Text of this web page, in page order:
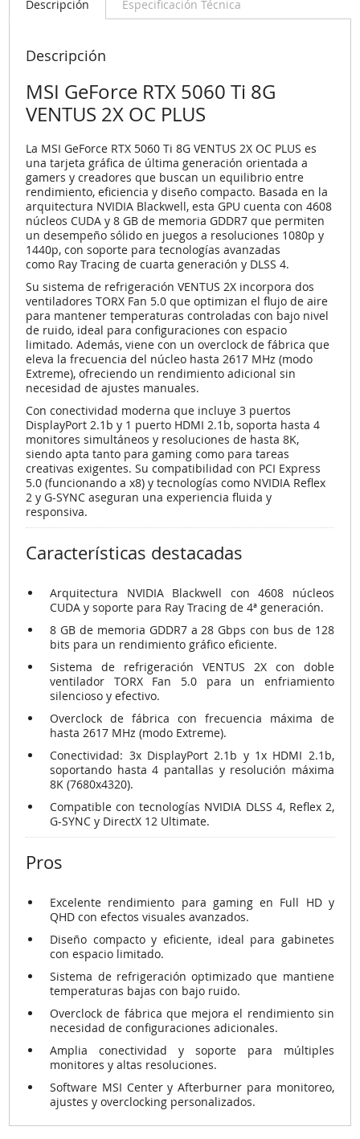
Descripción Especificación Técnica
Descripción
MSI GeForce RTX 5060 Ti 8G
VENTUS 2X OC PLUS
La MSI GeForce RTX 5060 Ti 8G VENTUS 2X OC PLUS es
una tarjeta gráfica de última generación orientada a
gamers y creadores que buscan un equilibrio entre
rendimiento, eficiencia y diseño compacto. Basada en la
arquitectura NVIDIA Blackwell, esta GPU cuenta con4608
núcleos CUDA y8 GB de memoria GDDR7 que permiten
un desempeño sólido en juegos a resoluciones 1080p y
1440p, con soporte para tecnologías avanzadas
como Ray Tracing de cuarta generación y DLSS 4.
Su sistema de refrigeraciónVENTUS 2X incorpora dos
ventiladoresTORX Fan 5.0 que optimizan el flujo de aire
para mantener temperaturas controladas con bajo nivel
de ruido, ideal para configuraciones con espacio
limitado. Además, viene con un overclock de fábrica que
eleva la frecuencia del núcleo hasta 2617 MHz (modo
Extreme), ofreciendo un rendimiento adicional sin
necesidad de ajustes manuales.
Con conectividad moderna que incluye3 puertos
DisplayPort 2.1b y 1 puerto HDMI 2.1b, soporta hasta 4
monitores simultáneos y resoluciones de hasta 8K,
siendo apta tanto para gaming como para tareas
creativas exigentes. Su compatibilidad con PCI Express
5.0 (funcionando a x8) y tecnologías como NVIDIA Reflex
2 yG-SYNC aseguran una experiencia fluida y
responsiva.
Características destacadas
Arquitectura NVIDIA Blackwell con 4608 núcleos
CUDA y soporte para Ray Tracing de 4ª generación.
8 GB de memoria GDDR7 a 28 Gbps con bus de 128
bits para un rendimiento gráfico eficiente.
Sistema de refrigeración VENTUS 2X con doble
ventilador TORX Fan 5.0 para un enfriamiento
silencioso y efectivo.
Overclock de fábrica con frecuencia máxima de
hasta 2617 MHz (modo Extreme).
Conectividad: 3x DisplayPort 2.1b y 1x HDMI 2.1b,
soportando hasta 4 pantallas y resolución máxima
8K (7680x4320).
Compatible con tecnologías NVIDIA DLSS 4, Reflex 2,
G-SYNC y DirectX 12 Ultimate.
Pros
Excelente rendimiento para gaming en Full HD y
QHD con efectos visuales avanzados.
Diseño compacto y eficiente, ideal para gabinetes
con espacio limitado.
Sistema de refrigeración optimizado que mantiene
temperaturas bajas con bajo ruido.
Overclock de fábrica que mejora el rendimiento sin
necesidad de configuraciones adicionales.
Amplia conectividad y soporte para múltiples
monitores y altas resoluciones.
Software MSI Center y Afterburner para monitoreo,
ajustes y overclocking personalizados.